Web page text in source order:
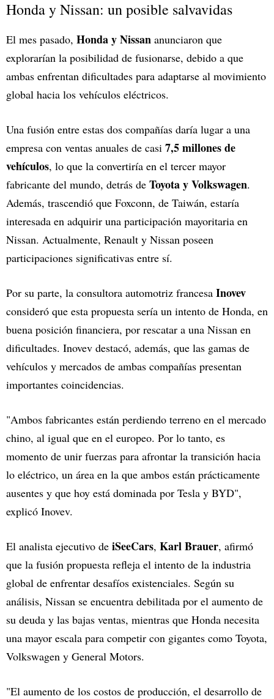
Honda y Nissan: un posible salvavidas
El mes pasado, Honda y Nissan anunciaron que
explorarían la posibilidad de fusionarse, debido a que
ambas enfrentan dificultades para adaptarse al movimiento
global hacia los vehículos eléctricos.
Una fusión entre estas dos compañías daría lugar a una
empresa con ventas anuales de casi 7,5 millones de
vehículos, lo que la convertiría en el tercer mayor
fabricante del mundo, detrás de Toyota y Volkswagen.
Además, trascendió que Foxconn, de Taiwán, estaría
interesada en adquirir una participación mayoritaria en
Nissan. Actualmente, Renault y Nissan poseen
participaciones significativas entre sí.
Por su parte, la consultora automotriz francesa Inovev
consideró que esta propuesta sería un intento de Honda, en
buena posición financiera, por rescatar a una Nissan en
dificultades. Inovev destacó, además, que las gamas de
vehículos y mercados de ambas compañías presentan
importantes coincidencias.
"Ambos fabricantes están perdiendo terreno en el mercado
chino, al igual que en el europeo. Por lo tanto, es
momento de unir fuerzas para afrontar la transición hacia
lo eléctrico, un área en la que ambos están prácticamente
ausentes y que hoy está dominada por Tesla y BYD",
explicó Inovev.
El analista ejecutivo de iSeeCars, Karl Brauer, afirmó
que la fusión propuesta refleja el intento de la industria
global de enfrentar desafíos existenciales. Según su
análisis, Nissan se encuentra debilitada por el aumento de
su deuda y las bajas ventas, mientras que Honda necesita
una mayor escala para competir con gigantes como Toyota,
Volkswagen y General Motors.
"El aumento de los costos de producción, el desarrollo de